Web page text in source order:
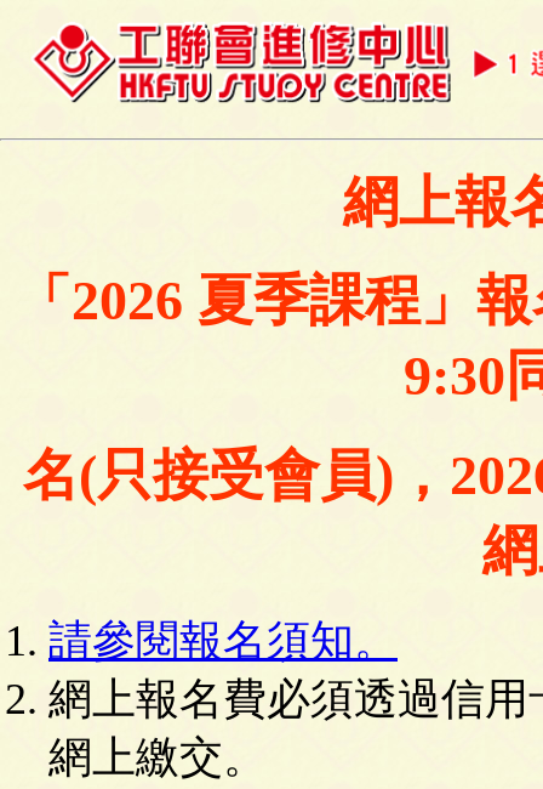
網上報
「2026 夏季課程」
9:30
名(只接受會員)，
請參閱報名須知。
網上報名費必須透過信用
網上繳交。